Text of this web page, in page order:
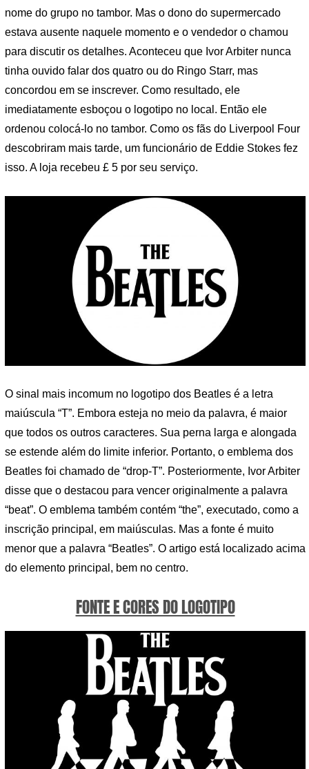
nome do grupo no tambor. Mas o dono do supermercado
estava ausente naquele momento e o vendedor o chamou
para discutir os detalhes. Aconteceu que Ivor Arbiter nunca
tinha ouvido falar dos quatro ou do Ringo Starr, mas
concordou em se inscrever. Como resultado, ele
imediatamente esboçou o logotipo no local. Então ele
ordenou colocá-lo no tambor. Como os fãs do Liverpool Four
descobriram mais tarde, um funcionário de Eddie Stokes fez
isso. A loja recebeu £ 5 por seu serviço.
O sinal mais incomum no logotipo dos Beatles é a letra
maiúscula “T”. Embora esteja no meio da palavra, é maior
que todos os outros caracteres. Sua perna larga e alongada
se estende além do limite inferior. Portanto, o emblema dos
Beatles foi chamado de “drop-T”. Posteriormente, Ivor Arbiter
disse que o destacou para vencer originalmente a palavra
“beat”. O emblema também contém “the”, executado, como a
inscrição principal, em maiúsculas. Mas a fonte é muito
menor que a palavra “Beatles”. O artigo está localizado acima
do elemento principal, bem no centro.
FONTE E CORES DO LOGOTIPO